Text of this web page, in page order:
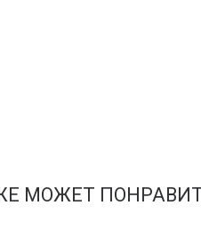
МОЖЕТ